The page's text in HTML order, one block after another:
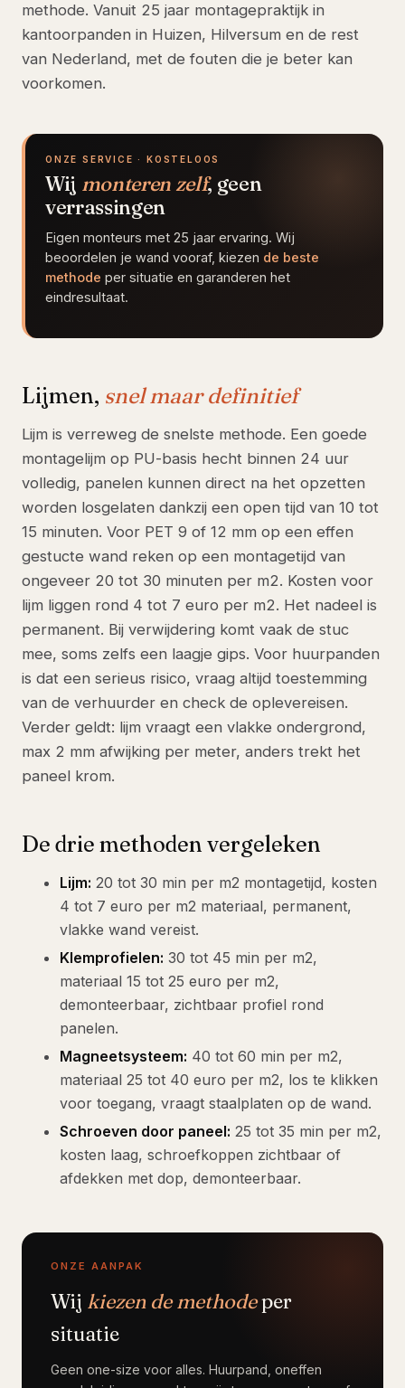
methode. Vanuit 25 jaar montagepraktijk in
kantoorpanden in Huizen, Hilversum en de rest
van Nederland, met de fouten die je beter kan
voorkomen.
ONZE SERVICE · KOSTELOOS
Wij monteren zelf, geen
verrassingen
Eigen monteurs met 25 jaar ervaring. Wij
beoordelen je wand vooraf, kiezen de beste
methode per situatie en garanderen het
eindresultaat.
Lijmen, snel maar definitief
Lijm is verreweg de snelste methode. Een goede
montagelijm op PU-basis hecht binnen 24 uur
volledig, panelen kunnen direct na het opzetten
worden losgelaten dankzij een open tijd van 10 tot
15 minuten. Voor PET 9 of 12 mm op een effen
gestucte wand reken op een montagetijd van
ongeveer 20 tot 30 minuten per m2. Kosten voor
lijm liggen rond 4 tot 7 euro per m2. Het nadeel is
permanent. Bij verwijdering komt vaak de stuc
mee, soms zelfs een laagje gips. Voor huurpanden
is dat een serieus risico, vraag altijd toestemming
van de verhuurder en check de oplevereisen.
Verder geldt: lijm vraagt een vlakke ondergrond,
max 2 mm afwijking per meter, anders trekt het
paneel krom.
De drie methoden vergeleken
Lijm: 20 tot 30 min per m2 montagetijd, kosten
4 tot 7 euro per m2 materiaal, permanent,
vlakke wand vereist.
Klemprofielen: 30 tot 45 min per m2,
materiaal 15 tot 25 euro per m2,
demonteerbaar, zichtbaar profiel rond
panelen.
Magneetsysteem: 40 tot 60 min per m2,
materiaal 25 tot 40 euro per m2, los te klikken
voor toegang, vraagt staalplaten op de wand.
Schroeven door paneel: 25 tot 35 min per m2,
kosten laag, schroefkoppen zichtbaar of
afdekken met dop, demonteerbaar.
ONZE AANPAK
Wij kiezen de methodeper
situatie
Geen one-size voor alles. Huurpand, oneffen